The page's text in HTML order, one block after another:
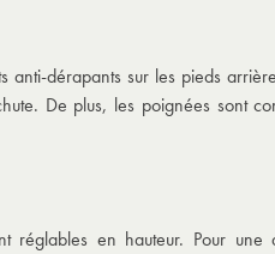
anti-dérapants sur les pieds
De plus, les poignées sont
réglables en hauteur. Pour